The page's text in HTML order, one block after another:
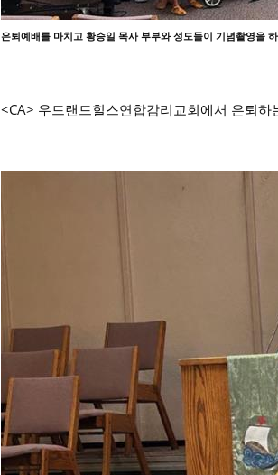
은퇴예배를 마치고 황승일 목사 부부와 성도들이 기념촬영을
<CA> 우드랜드힐스연합감리교회에서 은퇴